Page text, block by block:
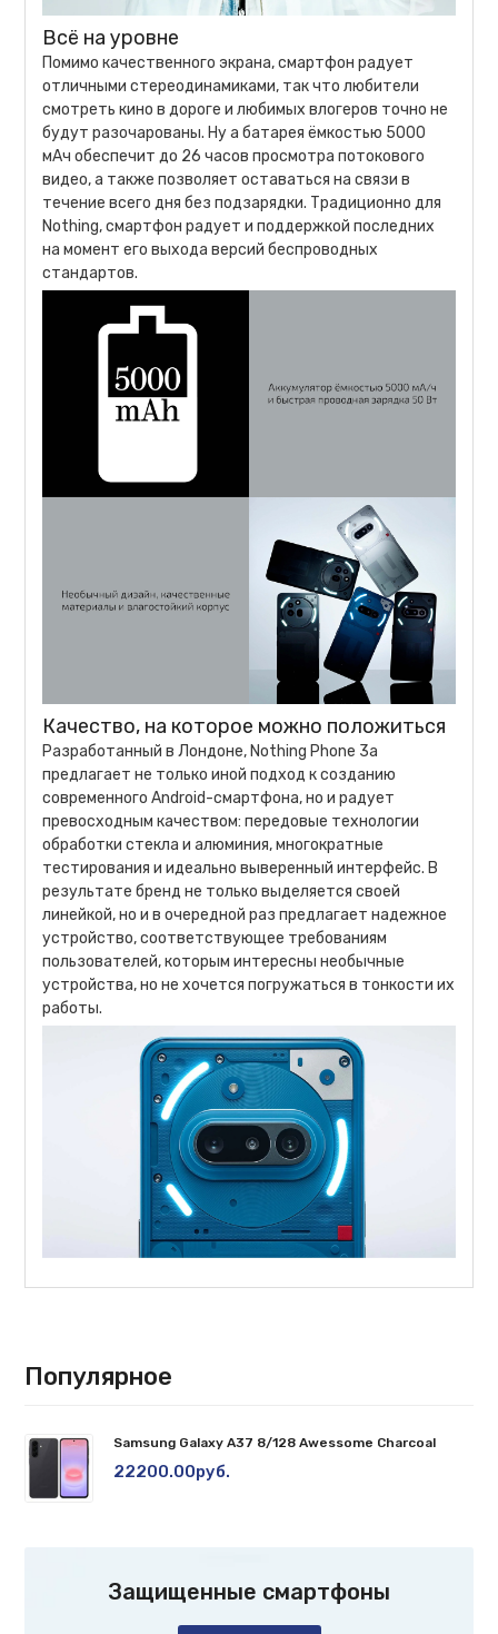
Всё на уровне
Помимо качественного экрана, смартфон радует
отличными стереодинамиками, так что любители
смотреть кино в дороге и любимых влогеров точно не
будут разочарованы. Ну а батарея ёмкостью 5000
мАч обеспечит до 26 часов просмотра потокового
видео, а также позволяет оставаться на связи в
течение всего дня без подзарядки. Традиционно для
Nothing, смартфон радует и поддержкой последних
на момент его выхода версий беспроводных
стандартов.
Качество, на которое можно положиться
Разработанный в Лондоне, Nothing Phone 3a
предлагает не только иной подход к созданию
современного Android-смартфона, но и радует
превосходным качеством: передовые технологии
обработки стекла и алюминия, многократные
тестирования и идеально выверенный интерфейс. В
результате бренд не только выделяется своей
линейкой, но и в очередной раз предлагает надежное
устройство, соответствующее требованиям
пользователей, которым интересны необычные
устройства, но не хочется погружаться в тонкости их
работы.
Популярное
Samsung Galaxy A37 8/128 Awessome Charcoal
22200.00руб.
Защищенные смартфоны